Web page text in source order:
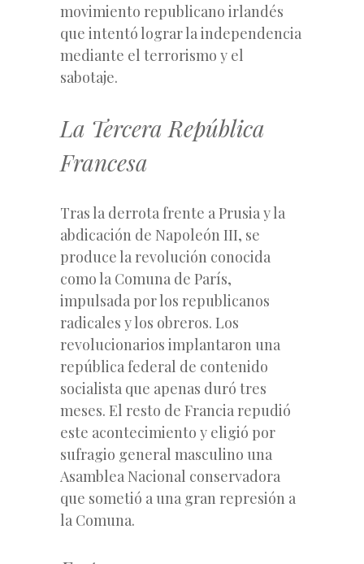
movimiento republicano irlandés
que intentó lograr la independencia
mediante el terrorismo y el
sabotaje.
La Tercera República
Francesa
Tras la derrota frente a Prusia y la
abdicación de Napoleón III, se
produce la revolución conocida
como la Comuna de París,
impulsada por los republicanos
radicales y los obreros. Los
revolucionarios implantaron una
república federal de contenido
socialista que apenas duró tres
meses. El resto de Francia repudió
este acontecimiento y eligió por
sufragio general masculino una
Asamblea Nacional conservadora
que sometió a una gran represión a
la Comuna.